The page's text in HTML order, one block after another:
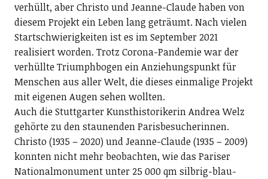
verhüllt, aber Christo und Jeanne-Claude haben von
diesem Projekt ein Leben lang geträumt. Nach vielen
Startschwierigkeiten ist es im September 2021
realisiert worden. Trotz Corona-Pandemie war der
verhüllte Triumphbogen ein Anziehungspunkt für
Menschen aus aller Welt, die dieses einmalige Projekt
mit eigenen Augen sehen wollten.
Auch die Stuttgarter Kunsthistorikerin Andrea Welz
gehörte zu den staunenden Parisbesucherinnen.
Christo (1935 – 2020) und Jeanne-Claude (1935 – 2009)
konnten nicht mehr beobachten, wie das Pariser
Nationalmonument unter 25 000 qm silbrig-blau-